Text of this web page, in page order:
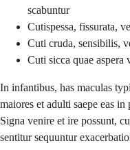
scabuntur
Cutispessa, fissurata,
Cuti cruda, sensibilis,
Cuti sicca quae aspera
In infantibus, has maculas
maiores et adulti saepe eas
Signa venire et ire possunt,
sentitur sequuntur